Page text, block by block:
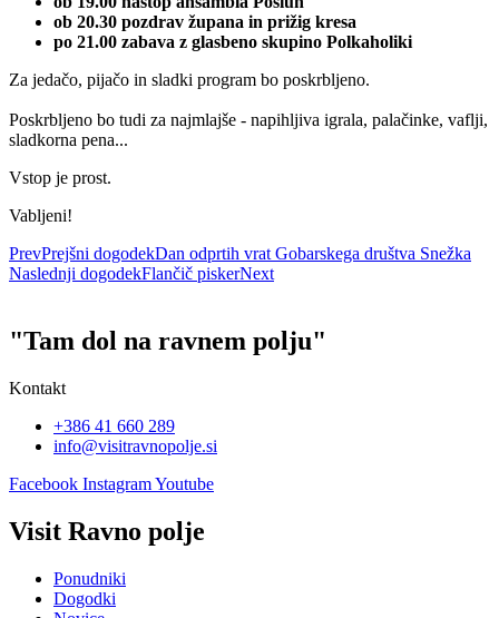
ob 20.30 pozdrav župana in prižig kresa
po 21.00 zabava z glasbeno skupino Polkaholiki
Za jedačo, pijačo in sladki program bo poskrbljeno.
Poskrbljeno bo tudi za najmlajše - napihljiva igrala, palačinke, vaflji,
sladkorna pena...
Vstop je prost.
Vabljeni!
PrevPrejšni dogodekDan odprtih vrat Gobarskega društva Snežka
Naslednji dogodekFlančič piskerNext
"Tam dol na ravnem polju"
Kontakt
+386 41 660 289
info@visitravnopolje.si
Facebook InstagramYoutube
Visit Ravno polje
Ponudniki
Dogodki